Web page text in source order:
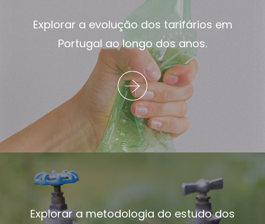
Explorar a evolução dos tarifários em
Portugal ao longo dos anos.
Explorar a metodologia do estudo dos